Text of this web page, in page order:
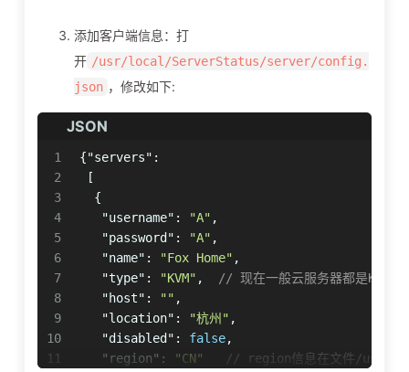
添加客户端信息：打
开 /usr/local/ServerStatus/server/config.
json ，修改如下:
JSON
1
2
3
4
5
6
7
8
9
10
11
{"servers" :
[
{
"username" : "A" ,
"password" : "A" ,
"name" : "Fox Home" ,
"type" : "KVM" ,
// 现在一般云服务器都是KVM
"host" : "" ,
"location" : "杭州" ,
"disabled" : false,
"region" : "CN"
// region信息在文件/usr/